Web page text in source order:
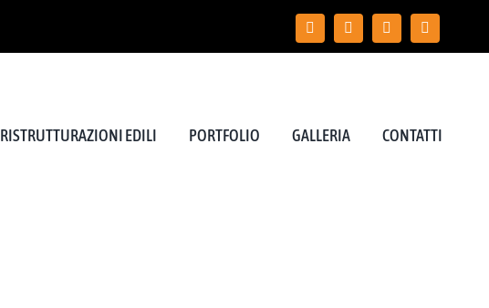
RISTRUTTURAZIONI EDILI PORTFOLIO GALLERIA CONTATTI